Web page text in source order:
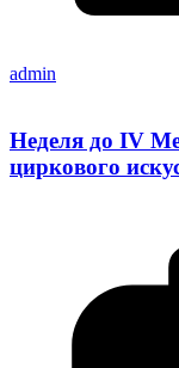
admin
Неделя до IV
циркового